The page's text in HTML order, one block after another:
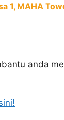
1, MAHA
anda